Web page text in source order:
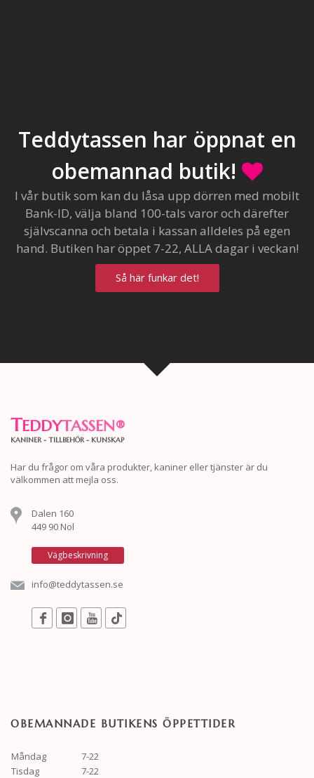
Teddytassen har öppnat en
obemannad butik!
I vår butik som kan du låsa upp dörren med mobilt
Bank-ID, välja bland 100-tals varor och därefter
självscanna och betala i kassan alldeles på egen
hand. Butiken har öppet 7-22, ALLA dagar i veckan!
Så här funkar det!
TEDDYTASSEN®
KANINER - TILLBEHÖR - KUNSKAP
Har du frågor om våra produkter, kaniner eller tjänster är du
välkommen att mejla oss.
Dalen 160
449 90 Nol
Vägbeskrivning
info@teddytassen.se
OBEMANNADE BUTIKENS ÖPPETTIDER
Måndag
7-22
Tisdag
7-22